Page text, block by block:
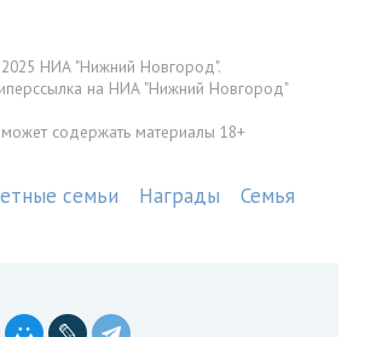
НИА "Нижний Новгород".
на НИА "Нижний Новгород"
содержать материалы 18+
семьи Награды Семья